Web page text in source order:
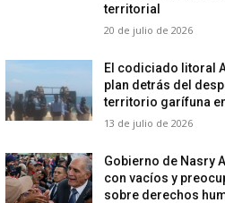
territorial
20 de julio de 2026
El codiciado litoral
plan detrás del
territorio garífuna
13 de julio de 2026
Gobierno de Nasry
con vacíos y
sobre derechos